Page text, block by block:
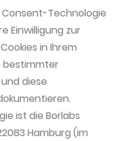
Technologie
Einwilligung zur
in Ihrem
bestimmter
diese
ist die Borlabs
Hamburg (im